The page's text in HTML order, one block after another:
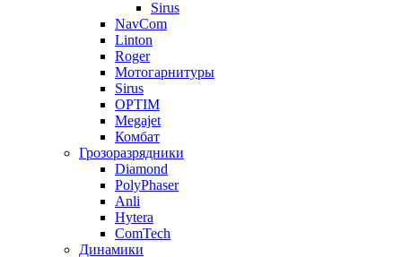
Sirus
NavCom
Linton
Roger
Мотогарнитуры
Sirus
OPTIM
Megajet
Комбат
Грозоразрядники
Diamond
PolyPhaser
Anli
Hytera
ComTech
Динамики